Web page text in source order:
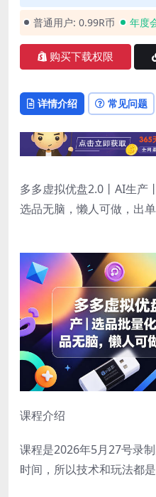
普通用户: 0.99R币 年度
购买下载权限
详情介绍 常见问题
多多虚拟优盘2.0丨AI生产
选品无脑，懒人可做，出
课程介绍
课程是2026年5月27号录
时间，所以技术和玩法都